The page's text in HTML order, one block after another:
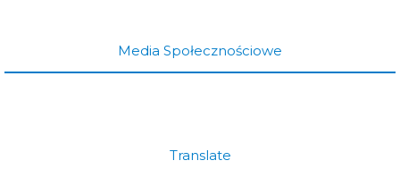
Media Społecznościowe
Translate